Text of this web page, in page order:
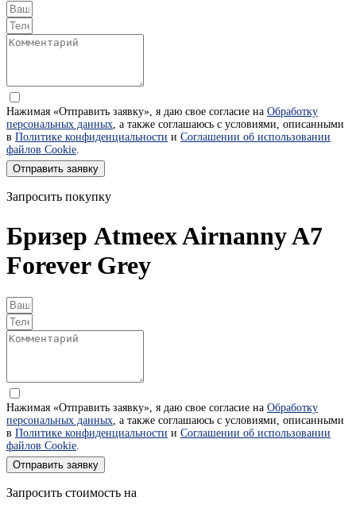
Нажимая «Отправить заявку», я даю свое согласие на Обработку
персональных данных, а также соглашаюсь с условиями, описанными
в Политике конфиденциальности и Соглашении об использовании
файлов Cookie.
Отправить заявку
Запросить покупку
Бризер Atmeex Airnanny A7
Forever Grey
Нажимая «Отправить заявку», я даю свое согласие на Обработку
персональных данных, а также соглашаюсь с условиями, описанными
в Политике конфиденциальности и Соглашении об использовании
файлов Cookie.
Отправить заявку
Запросить стоимость на